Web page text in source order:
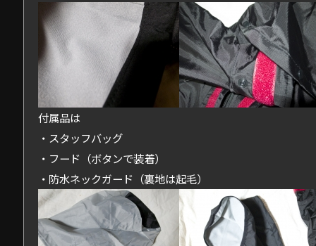
付属品は
・スタッフバッグ
・フード（ボタンで装着）
・防水ネックガード（裏地は起毛）